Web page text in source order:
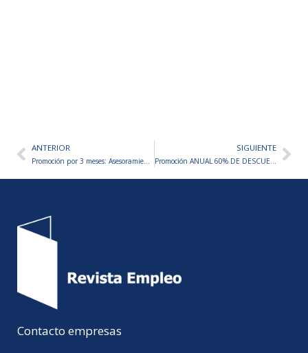
AntANTERIOR
Promoción por 3 meses: Asesoramiento ilimitado
SIGUIENTE
Promoción ANUAL 60% DE DESCUENTO: Asesoramiento ilimitado
Contacto empresas